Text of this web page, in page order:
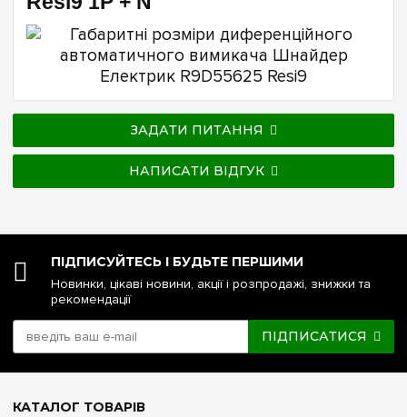
ЗАДАТИ ПИТАННЯ
НАПИСАТИ ВІДГУК
ПІДПИСУЙТЕСЬ І БУДЬТЕ ПЕРШИМИ
Новинки, цікаві новини, акції і розпродажі, знижки та
рекомендації
ПІДПИСАТИСЯ
КАТАЛОГ ТОВАРІВ